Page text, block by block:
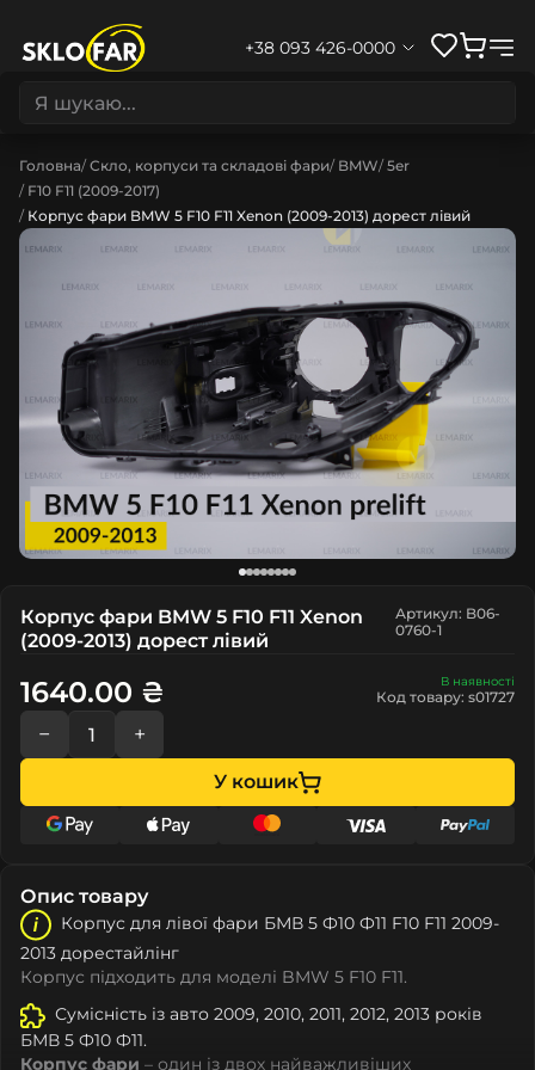
+38 093 426-0000
Головна Скло, корпуси та складові фари BMW 5er
F10 F11 (2009-2017)
Корпус фари BMW 5 F10 F11 Xenon (2009-2013) дорест лівий
Корпус фари BMW 5 F10 F11 Xenon
(2009-2013) дорест лівий
Артикул: B06-
0760-1
В наявності
Код товару: s01727
1640.00 ₴
− +
У кошик
Опис товару
Корпус для лівої фари БМВ 5 Ф10 Ф11 F10 F11 2009-
2013 дорестайлінг
Корпус підходить для моделі BMW 5 F10 F11.
Сумісність із авто 2009, 2010, 2011, 2012, 2013 років
БМВ 5 Ф10 Ф11.
Корпус фари – один із двох найважливіших